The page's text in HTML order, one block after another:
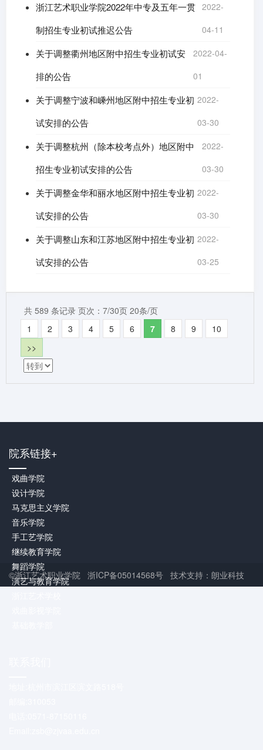
浙江艺术职业学院2022年中专及五年一贯
制招生专业初试推迟公告
2022-
04-11
关于调整衢州地区附中招生专业初试安
排的公告
2022-04-
01
关于调整宁波和嵊州地区附中招生专业初
试安排的公告
2022-
03-30
关于调整杭州（除本校考点外）地区附中
招生专业初试安排的公告
2022-
03-30
关于调整金华和丽水地区附中招生专业初
试安排的公告
2022-
03-30
关于调整山东和江苏地区附中招生专业初
试安排的公告
2022-
03-25
共 589 条记录 页次：7/30页 20条/页
1
2 3 4 5 6 7 8 9
10
>>
院系链接+
戏曲学院
设计学院
马克思主义学院
音乐学院
手工艺学院
继续教育学院
舞蹈学院
演艺与教育学院
©浙江艺术职业学院 浙ICP备05014568号 技术支持：朗业科技